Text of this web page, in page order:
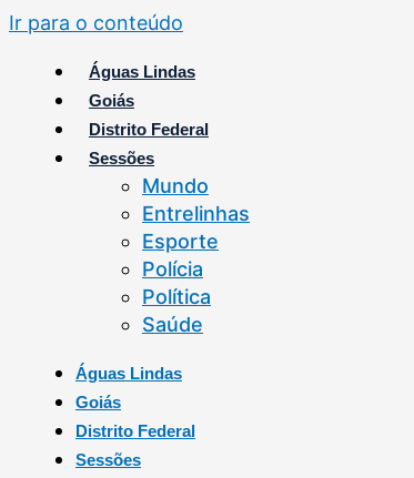
Ir para o conteúdo
Águas Lindas
Goiás
Distrito Federal
Sessões
Mundo
Entrelinhas
Esporte
Polícia
Política
Saúde
Águas Lindas
Goiás
Distrito Federal
Sessões